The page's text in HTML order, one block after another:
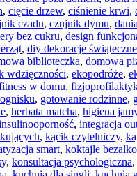
, cięcie drzew, ciśnienie krwi,
czadu, czujnik dymu,
bez cukru, design
, diy dekoracje świąteczne
biblioteczka, domowa
wdzięczności, ekopodróże,
w domu,
, gotowanie rodzinne,
, herbata matcha, higiena
, integracja
, kącik czytelniczy,
smart, koktajle
, konsultacja psychologiczna,